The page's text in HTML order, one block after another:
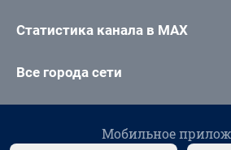
Статистика канала в MAX
Все города сети
Мобильное